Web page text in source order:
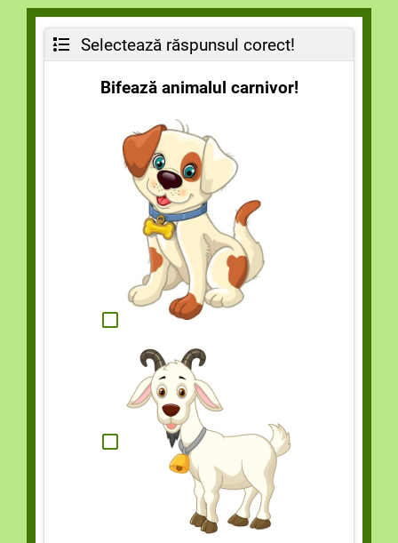
Selectează răspunsul corect!
Bifează animalul carnivor!